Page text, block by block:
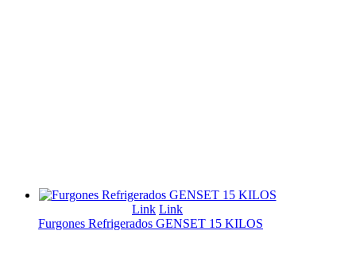
Link Link
Furgones Refrigerados GENSET 15 KILOS